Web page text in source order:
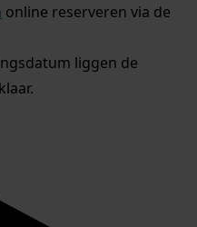
online reserveren via de
liggen de